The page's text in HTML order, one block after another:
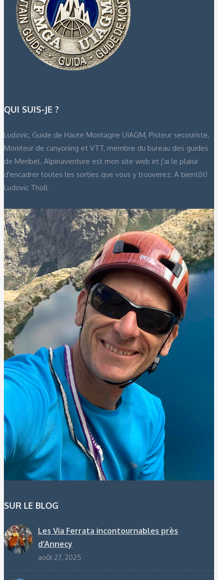
QUI SUIS-JE ?
Ludovic, Guide de Haute Montagne UIAGM, Pisteur secouriste,
Moniteur de canyoning et VTT, membre du bureau des guides
de Meribel. Alpinaventure est mon site web et j'ai le plaisir
d'encadrer toutes les sorties que vous y trouverez. A bientôt!
Ludovic Tholl
SUR LE BLOG
Les Via Ferrata incontournables près
d’Annecy
août 27, 2025